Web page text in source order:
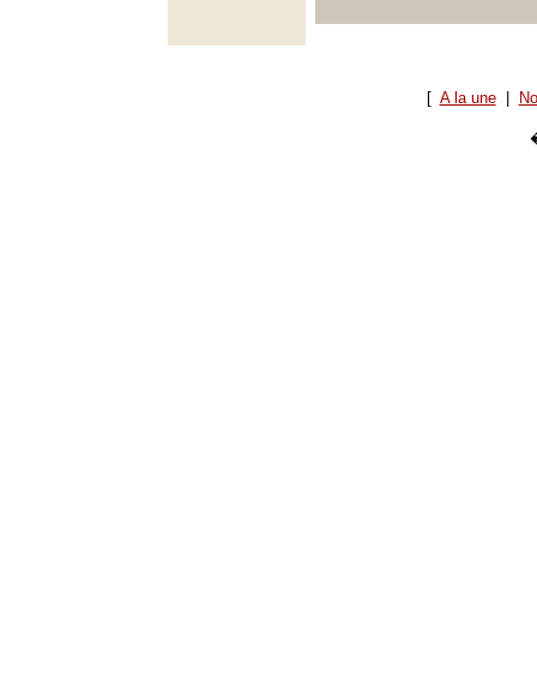
[ A la une|